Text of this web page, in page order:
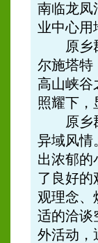
南临龙凤
业中心用
原乡郡
尔施塔特
高山峡谷
照耀下，
原乡郡
异域风情
出浓郁的
了良好的
观理念、
适的洽谈
外活动，